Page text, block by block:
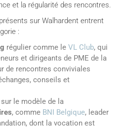
et la régularité des rencontres.
sur Walhardent entrent
:
régulier comme leVL Club, qui
et dirigeants de PME de la
de rencontres conviviales
conseils et
le modèle de la
, comme BNI Belgique, leader
dont la vocation est